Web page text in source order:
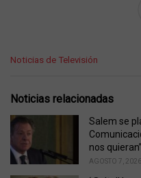
C
e
o
i
e
Noticias de Televisión
Noticias relacionadas
Salem se
nos quieran”
AGOSTO 7, 2026